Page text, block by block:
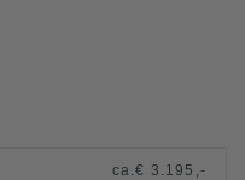
ca.€ 3.195,-